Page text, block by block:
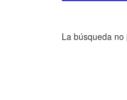
La búsqueda